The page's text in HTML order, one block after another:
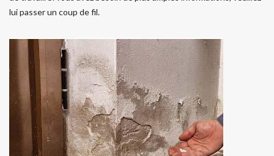
lui passer un coup de fil.